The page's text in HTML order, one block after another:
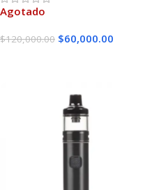
Agotado
$120,000.00 $60,000.00